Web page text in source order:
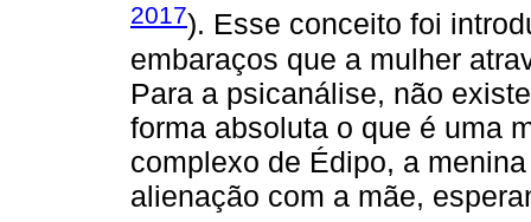
2017). Esse conceito foi
embaraços que a mulher
Para a psicanálise, não
forma absoluta o que é uma
complexo de Édipo, a
alienação com a mãe,